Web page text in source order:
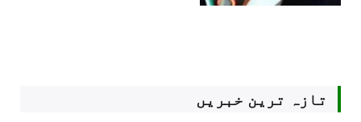
تازہ ترین خبریں